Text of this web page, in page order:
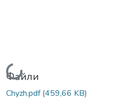
Вантажиться...
Файли
Chyzh.pdf(459,66 KB)